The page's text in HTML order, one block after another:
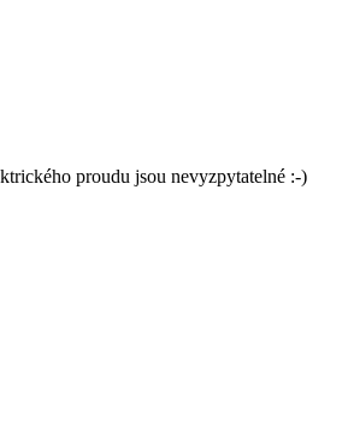
proudu jsou nevyzpytatelné :-)